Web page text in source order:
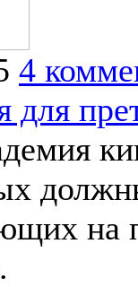
4
для